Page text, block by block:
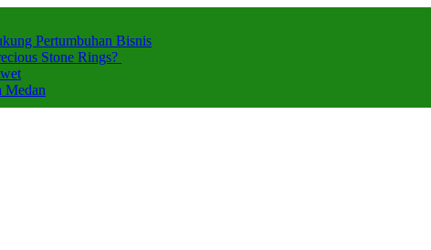
Pertumbuhan Bisnis
Stone Rings?
Medan